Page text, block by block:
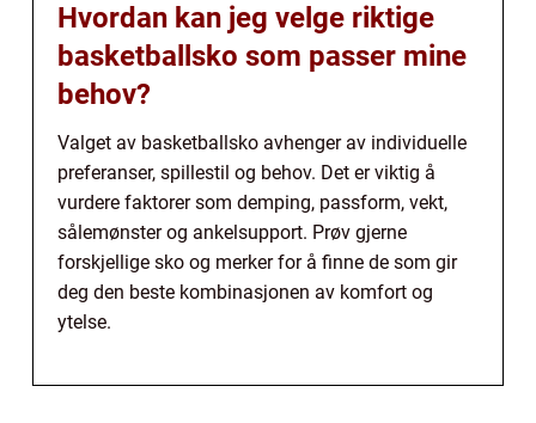
Hvordan kan jeg velge riktige
basketballsko som passer mine
behov?
Valget av basketballsko avhenger av individuelle
preferanser, spillestil og behov. Det er viktig å
vurdere faktorer som demping, passform, vekt,
sålemønster og ankelsupport. Prøv gjerne
forskjellige sko og merker for å finne de som gir
deg den beste kombinasjonen av komfort og
ytelse.